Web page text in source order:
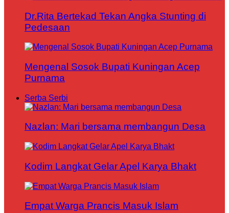
Dr.Rita Bertekad Tekan Angka Stunting di
Pedesaan
Mengenal Sosok Bupati Kuningan Acep
Purnama
Serba Serbi
Nazlan: Mari bersama membangun Desa
Kodim Langkat Gelar Apel Karya Bhakt
Empat Warga Prancis Masuk Islam